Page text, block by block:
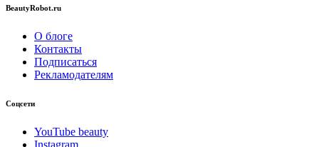
BeautyRobot.ru
О блоге
Контакты
Подписаться
Рекламодателям
Соцсети
YouTube beauty
Instagram